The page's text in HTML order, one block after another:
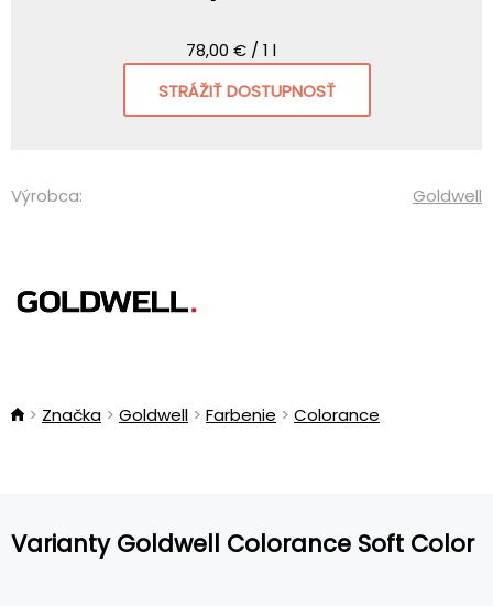
78,00 € / 1 l
STRÁŽIŤ DOSTUPNOSŤ
Výrobca: Goldwell
Značka Goldwell Farbenie Colorance
Varianty Goldwell Colorance Soft Color